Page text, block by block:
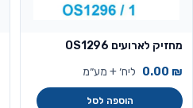
מחזיק לארועים OS1296
0.00 ₪ ליח׳ + מע״מ
הוספה לסל